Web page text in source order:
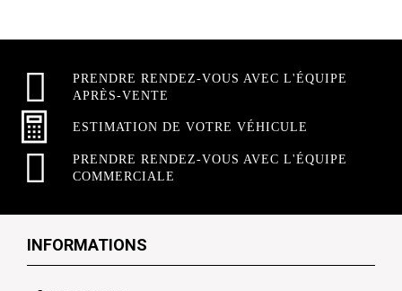
PRENDRE RENDEZ-VOUS AVEC L'ÉQUIPE
APRÈS-VENTE
ESTIMATION DE VOTRE VÉHICULE
PRENDRE RENDEZ-VOUS AVEC L'ÉQUIPE
COMMERCIALE
INFORMATIONS